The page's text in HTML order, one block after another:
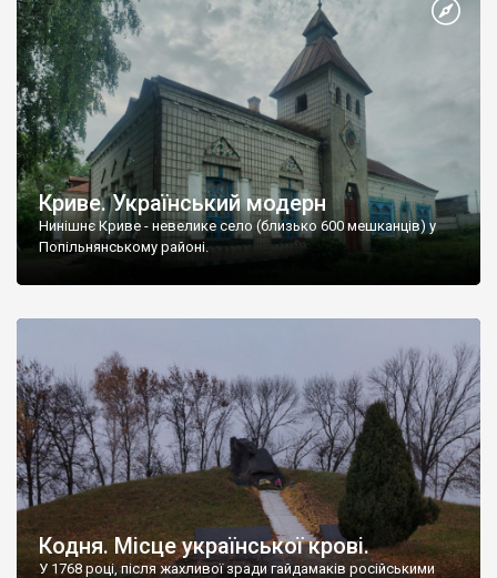
Криве. Український модерн
Нинішнє Криве - невелике село (близько 600 мешканців) у
Попільнянському районі.
Кодня. Місце української крові.
У 1768 році, після жахливої зради гайдамаків російськими